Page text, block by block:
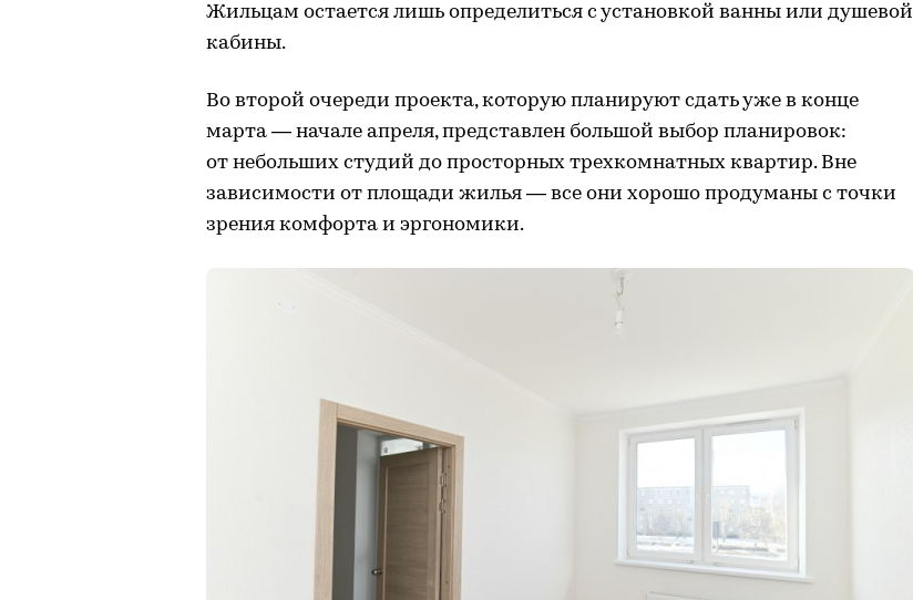
Жильцам остается лишь определиться с установкой ванны или душевой
кабины.
Во второй очереди проекта, которую планируют сдать уже в конце
марта — начале апреля, представлен большой выбор планировок:
от небольших студий до просторных трехкомнатных квартир. Вне
зависимости от площади жилья — все они хорошо продуманы с точки
зрения комфорта и эргономики.